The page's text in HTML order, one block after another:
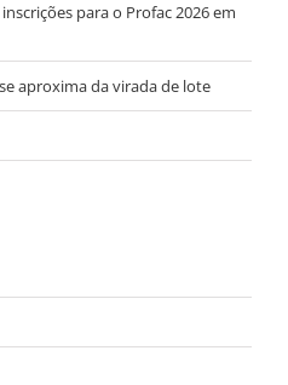
para o Profac 2026 em
aproxima da virada de lote